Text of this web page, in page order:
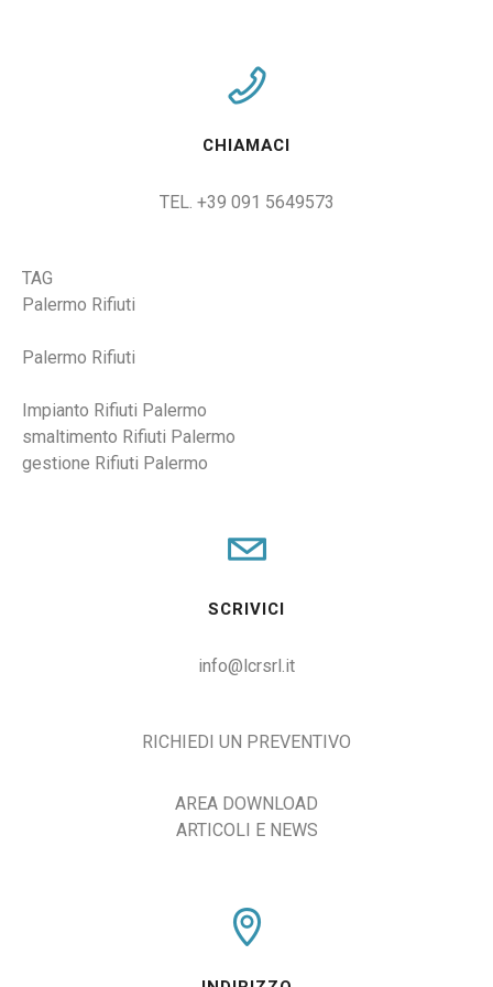
CHIAMACI
TEL. +39 091 5649573
TAG
Palermo Rifiuti
Palermo Rifiuti
Impianto Rifiuti Palermo
smaltimento Rifiuti Palermo
gestione Rifiuti Palermo
SCRIVICI
info@lcrsrl.it
RICHIEDI UN PREVENTIVO
AREA DOWNLOAD
ARTICOLI E NEWS